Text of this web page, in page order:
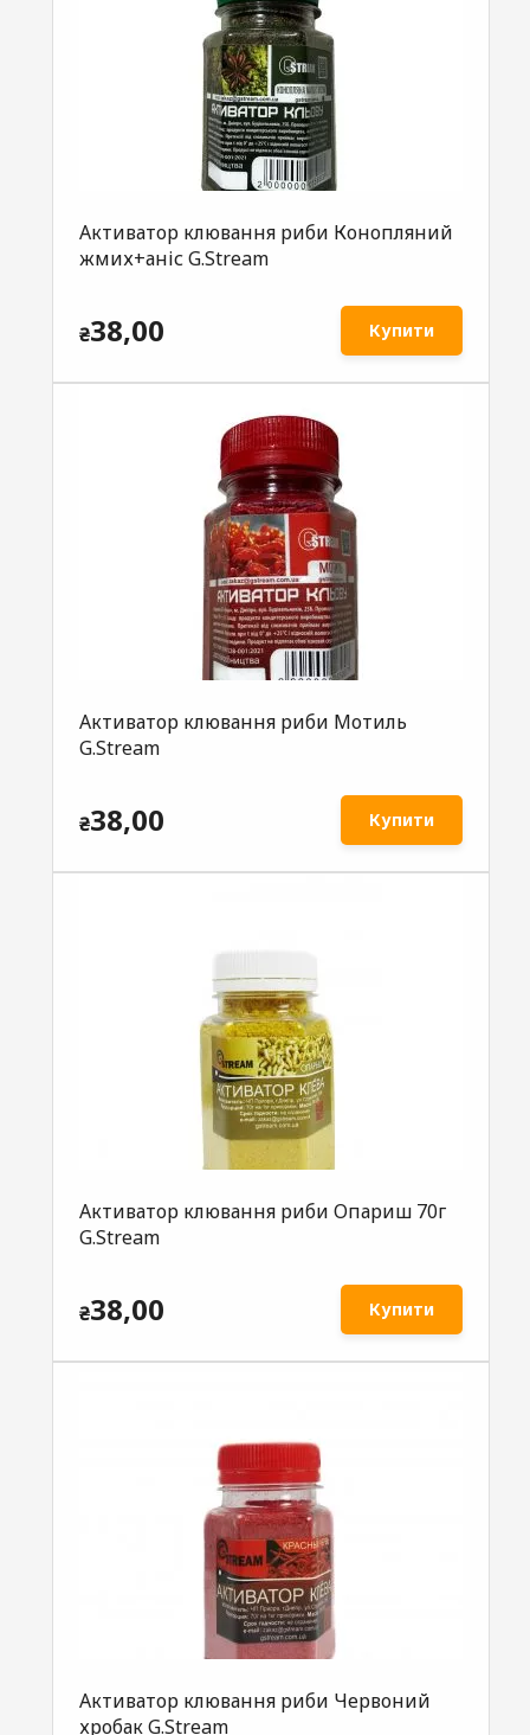
Активатор клювання риби Конопляний
жмих+аніс G.Stream
₴38,00 Купити
Активатор клювання риби Мотиль
G.Stream
₴38,00 Купити
Активатор клювання риби Опариш 70г
G.Stream
₴38,00 Купити
Активатор клювання риби Червоний
хробак G.Stream